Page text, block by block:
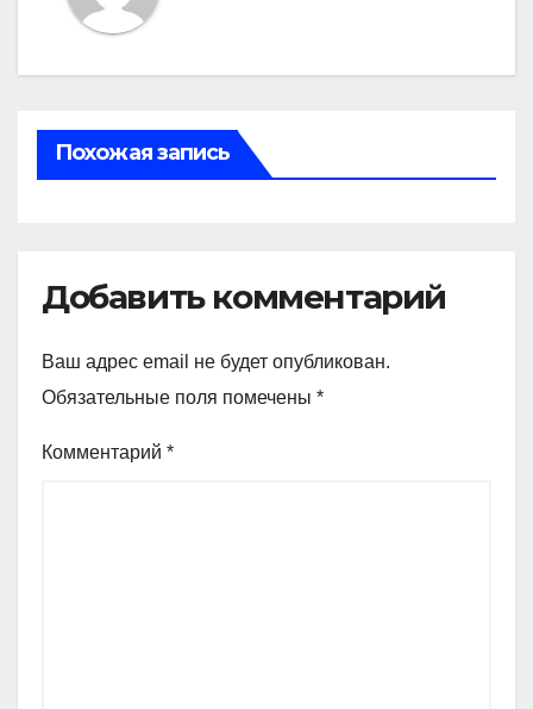
Похожая запись
Добавить комментарий
Ваш адрес email не будет опубликован.
Обязательные поля помечены *
Комментарий *